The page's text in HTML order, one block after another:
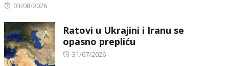
Posted
03/08/2026
Ratovi u Ukrajini i Iranu se
opasno prepliću
Posted
31/07/2026